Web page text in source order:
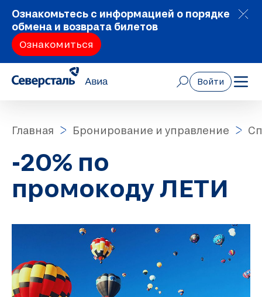
Ознакомьтесь с информацией о порядке
обмена и возврата билетов
Ознакомиться
Войти
Главная Бронирование и управление
-20% по
промокоду ЛЕТИ